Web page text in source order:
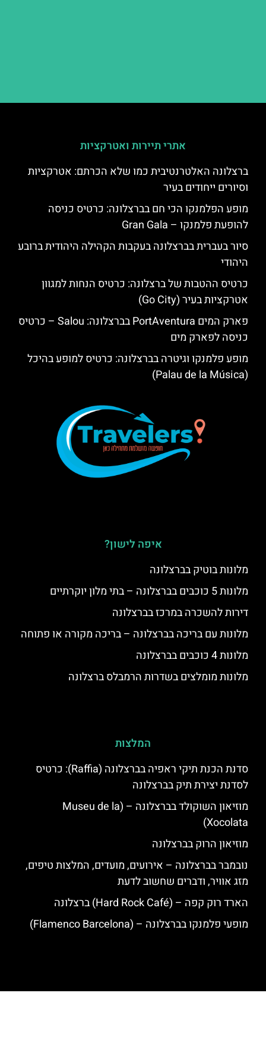
אתרי תיירות ואטרקציות
ברצלונה האלטרנטיבית כמו שלא הכרתם: אטרקציות
וסיורים ייחודים בעיר
מופע הפלמנקו הכי חם בברצלונה: כרטיס כניסה
להופעת פלמנקו – Gran Gala
סיור בעברית בברצלונה בעקבות הקהילה היהודית ברובע
היהודי
כרטיס ההטבות של ברצלונה: כרטיס הנחות למגוון
אטרקציות בעיר (Go City)
פארק המים PortAventura בברצלונה: Salou – כרטיס
כניסה לפארק מים
מופע פלמנקו וגיטרה בברצלונה: כרטיס למופע בהיכל
(Palau de la Música)
איפה לישון?
מלונות בוטיק בברצלונה
מלונות 5 כוכבים בברצלונה – בתי מלון יוקרתיים
דירות להשכרה במרכז בברצלונה
מלונות עם בריכה בברצלונה – בריכה מקורה או פתוחה
מלונות 4 כוכבים בברצלונה
מלונות מומלצים בשדרות הרמבלס ברצלונה
המלצות
סדנת הכנת תיקי ראפיה בברצלונה (Raffia): כרטיס
לסדנת יצירת תיק בברצלונה
מוזיאון השוקולד בברצלונה – (Museu de la
Xocolata)
מוזיאון הרוק בברצלונה
נובמבר בברצלונה – אירועים, מועדים, המלצות טיפים,
מזג אוויר, ודברים שחשוב לדעת
הארד רוק קפה – (Hard Rock Café) ברצלונה
מופעי פלמנקו בברצלונה – (Flamenco Barcelona)